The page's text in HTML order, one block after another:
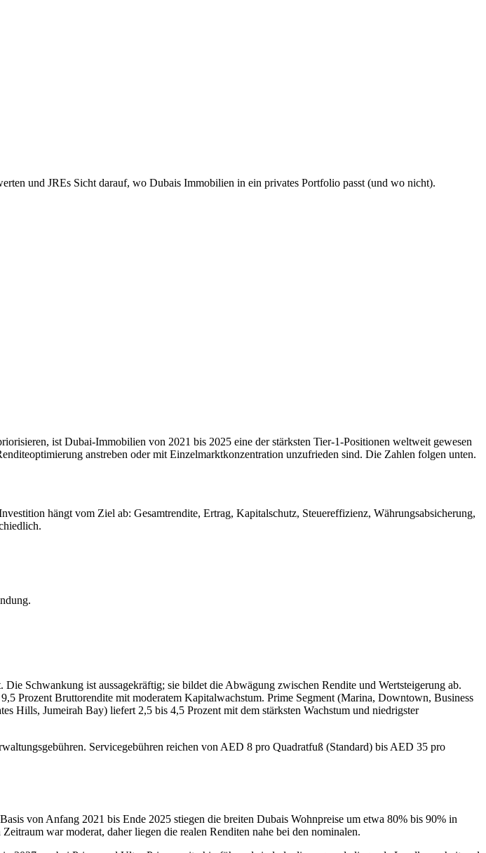
und JREs Sicht darauf, wo Dubais Immobilien in ein privates Portfolio passt (und wo nicht).
ist Dubai-Immobilien von 2021 bis 2025 eine der stärksten Tier-1-Positionen weltweit gewesen
anstreben oder mit Einzelmarktkonzentration unzufrieden sind. Die Zahlen folgen unten.
hängt vom Ziel ab: Gesamtrendite, Ertrag, Kapitalschutz, Steuereffizienz, Währungsabsicherung,
Schwankung ist aussagekräftig; sie bildet die Abwägung zwischen Rendite und Wertsteigerung ab.
Prozent Bruttorendite mit moderatem Kapitalwachstum. Prime Segment (Marina, Downtown, Business
Hills, Jumeirah Bay) liefert 2,5 bis 4,5 Prozent mit dem stärksten Wachstum und niedrigster
Servicegebühren reichen von AED 8 pro Quadratfuß (Standard) bis AED 35 pro
von Anfang 2021 bis Ende 2025 stiegen die breiten Dubais Wohnpreise um etwa 80% bis 90% in
war moderat, daher liegen die realen Renditen nahe bei den nominalen.